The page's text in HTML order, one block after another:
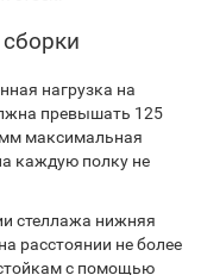
нагрузка на
превышать 125
максимальная
каждую полку не
стеллажа нижняя
расстоянии не более
с помощью